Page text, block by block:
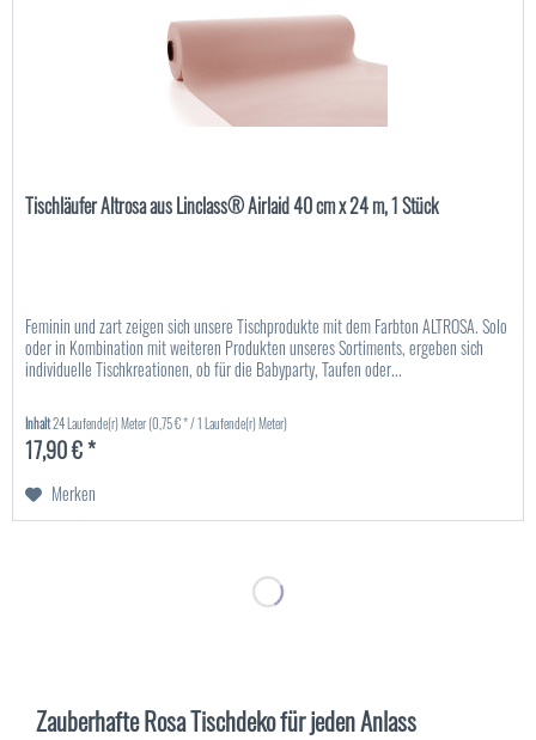
Tischläufer Altrosa aus Linclass® Airlaid 40 cm x 24 m, 1 Stück
Feminin und zart zeigen sich unsere Tischprodukte mit dem Farbton ALTROSA. Solo
oder in Kombination mit weiteren Produkten unseres Sortiments, ergeben sich
individuelle Tischkreationen, ob für die Babyparty, Taufen oder...
Inhalt24 Laufende(r) Meter(0,75 € * / 1 Laufende(r) Meter)
17,90 € *
Merken
Zauberhafte Rosa Tischdeko für jeden Anlass